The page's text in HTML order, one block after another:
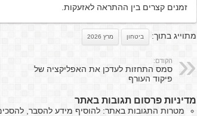
זמנים קצרים בין ההתראה לאזעקות.
מתוייג בתוך: ביטחון מרץ 2026
הקודם:
סמס התחזות לעדכן את האפליקציה של
פיקוד העורף
מדיניות פרסום תגובות באתר
מטרות התגובות באתר: להוסיף מידע להסבר,